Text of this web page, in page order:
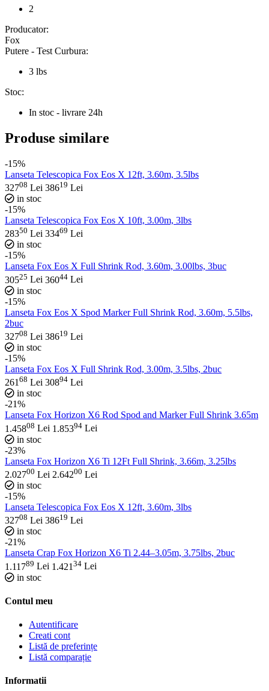
2
Producator:
Fox
Putere - Test Curbura:
3 lbs
Stoc:
In stoc - livrare 24h
Produse similare
-15%
Lanseta Telescopica Fox Eos X 12ft, 3.60m, 3.5lbs
32708 Lei 38619 Lei
in stoc
-15%
Lanseta Telescopica Fox Eos X 10ft, 3.00m, 3lbs
28350 Lei 33469 Lei
in stoc
-15%
Lanseta Fox Eos X Full Shrink Rod, 3.60m, 3.00lbs, 3buc
30525 Lei 36044 Lei
in stoc
-15%
Lanseta Fox Eos X Spod Marker Full Shrink Rod, 3.60m, 5.5lbs,
2buc
32708 Lei 38619 Lei
in stoc
-15%
Lanseta Fox Eos X Full Shrink Rod, 3.00m, 3.5lbs, 2buc
261 68 Lei 30894 Lei
in stoc
-21%
Lanseta Fox Horizon X6 Rod Spod and Marker Full Shrink 3.65m
1.45808 Lei 1.85394 Lei
in stoc
-23%
Lanseta Fox Horizon X6 Ti 12Ft Full Shrink, 3.66m, 3.25lbs
2.02700 Lei 2.64200 Lei
in stoc
-15%
Lanseta Telescopica Fox Eos X 12ft, 3.60m, 3lbs
32708 Lei 38619 Lei
in stoc
-21%
Lanseta Crap Fox Horizon X6 Ti 2.44–3.05m, 3.75lbs, 2buc
1.11789 Lei 1.421 34 Lei
in stoc
Contul meu
Autentificare
Creati cont
Listă de preferințe
Listă comparație
Informatii